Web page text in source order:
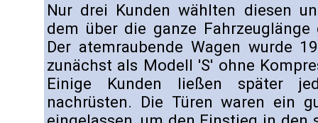
Nur drei Kunden wählten diesen
dem über die ganze
Der atemraubende Wagen wurde
zunächst als Modell 'S' ohne
Einige Kunden ließen später
nachrüsten. Die Türen waren ein